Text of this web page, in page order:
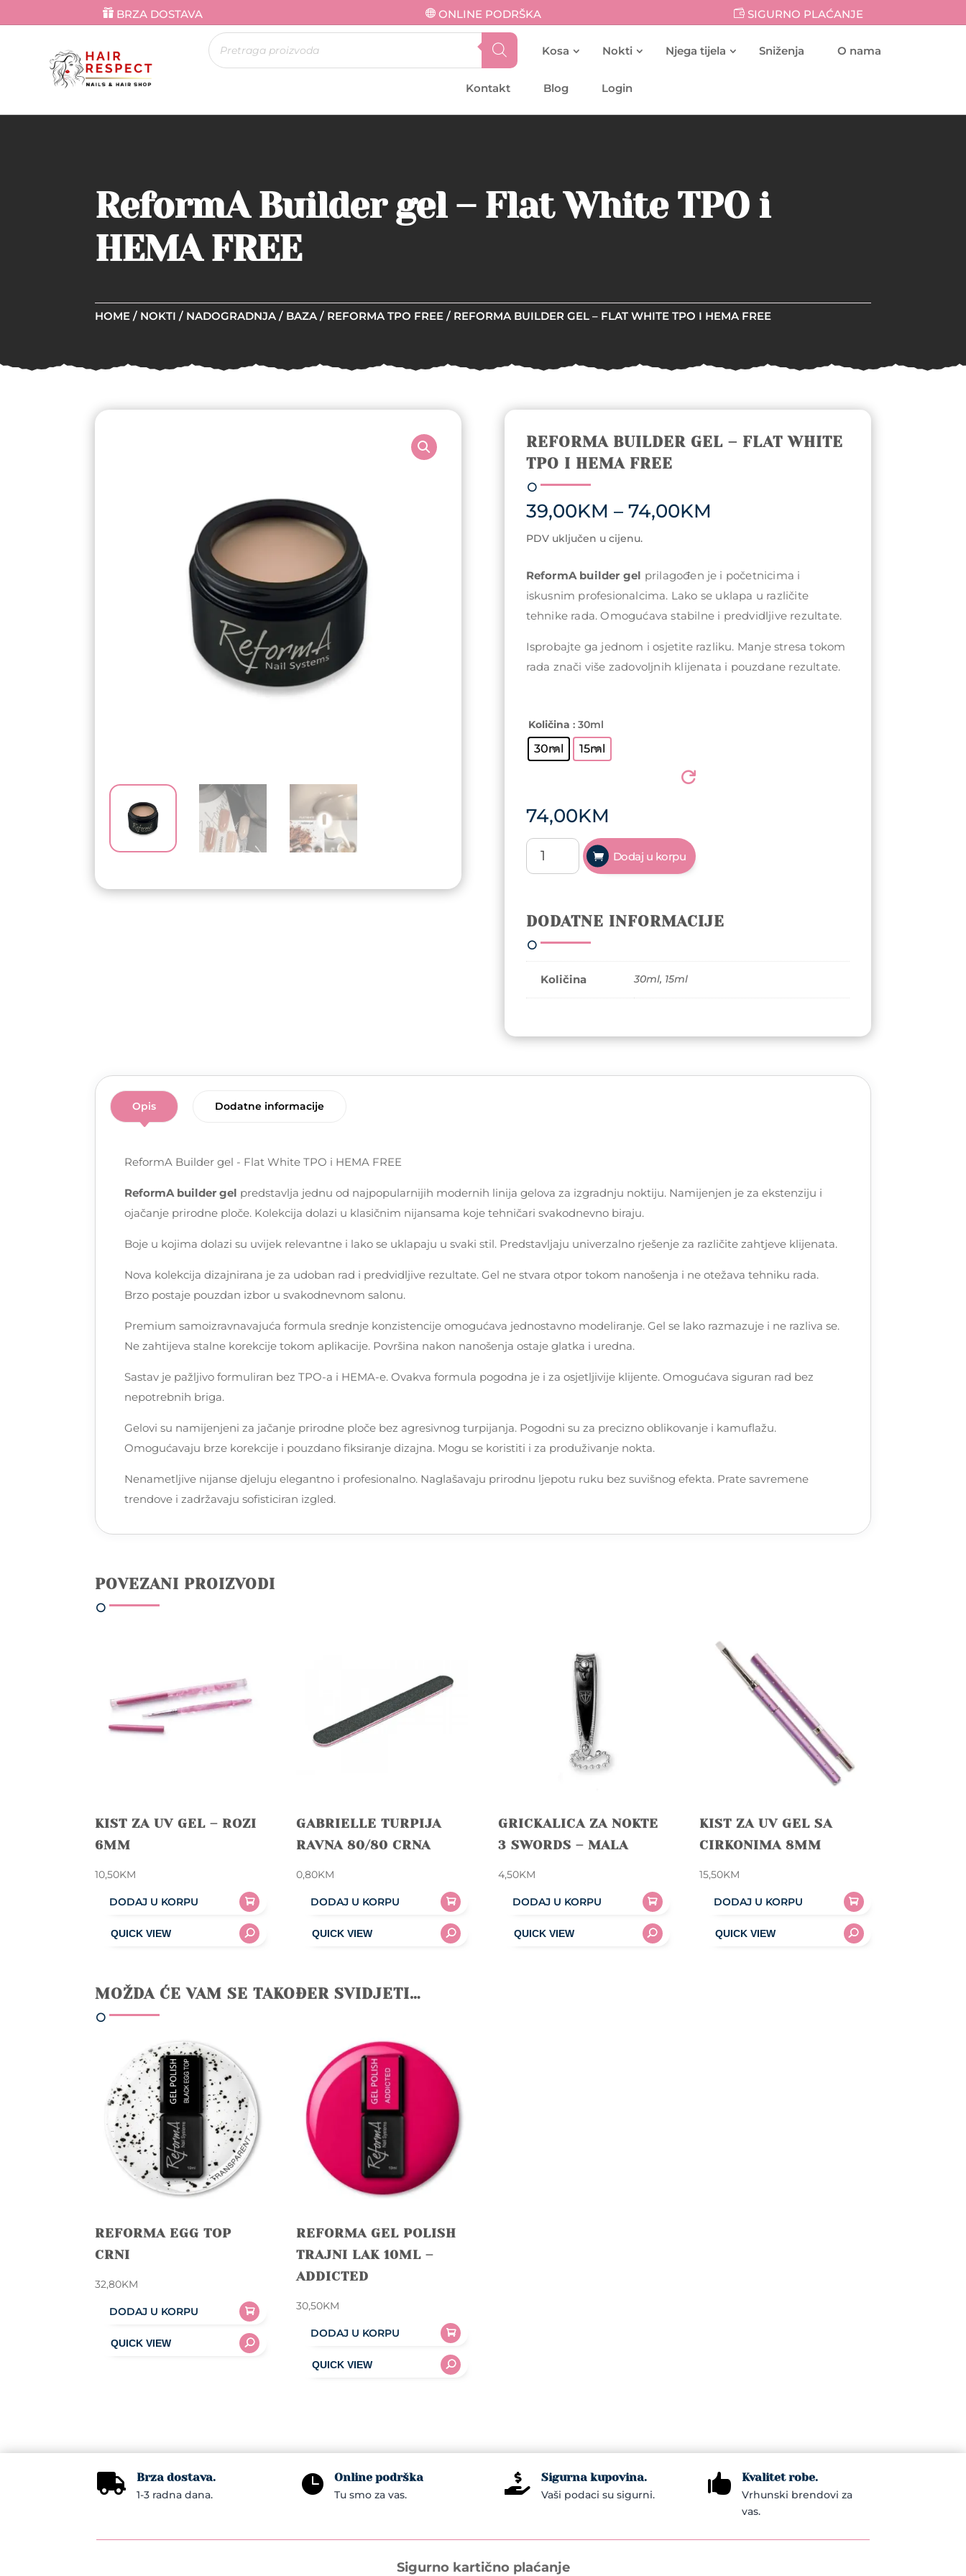
BRZA DOSTAVA ONLINE PODRŠKA SIGURNO PLAĆANJE
Products
search Kosa Nokti Njega tijela Sniženja O nama
Kontakt Blog Login
ReformA Builder gel – Flat White TPO i
HEMA FREE
HOME / NOKTI / NADOGRADNJA / BAZA / REFORMA TPO FREE / REFORMA BUILDER GEL – FLAT WHITE TPO I HEMA FREE
REFORMA BUILDER GEL – FLAT WHITE
TPO I HEMA FREE
39,00KM – 74,00KM
74,00KM
PDV uključen u cijenu.
ReformA builder gel prilagođen je i početnicima i
iskusnim profesionalcima. Lako se uklapa u različite
tehnike rada. Omogućava stabilne i predvidljive rezultate.
Isprobajte ga jednom i osjetite razliku. Manje stresa tokom
rada znači više zadovoljnih klijenata i pouzdane rezultate.
Količina : 30ml
30ml 15ml
74,00KM
ReformA
Builder
gel
White
TPO
i
HEMA
Dodaj u korpu
DODATNE INFORMACIJE
Količina 30ml, 15ml
Opis Dodatne informacije
ReformA Builder gel - Flat White TPO i HEMA FREE
ReformA builder gel predstavlja jednu od najpopularnijih modernih linija gelova za izgradnju noktiju. Namijenjen je za ekstenziju i
ojačanje prirodne ploče. Kolekcija dolazi u klasičnim nijansama koje tehničari svakodnevno biraju.
Boje u kojima dolazi su uvijek relevantne i lako se uklapaju u svaki stil. Predstavljaju univerzalno rješenje za različite zahtjeve klijenata.
Nova kolekcija dizajnirana je za udoban rad i predvidljive rezultate. Gel ne stvara otpor tokom nanošenja i ne otežava tehniku rada.
Brzo postaje pouzdan izbor u svakodnevnom salonu.
Premium samoizravnavajuća formula srednje konzistencije omogućava jednostavno modeliranje. Gel se lako razmazuje i ne razliva se.
Ne zahtijeva stalne korekcije tokom aplikacije. Površina nakon nanošenja ostaje glatka i uredna.
Sastav je pažljivo formuliran bez TPO-a i HEMA-e. Ovakva formula pogodna je i za osjetljivije klijente. Omogućava siguran rad bez
nepotrebnih briga.
Gelovi su namijenjeni za jačanje prirodne ploče bez agresivnog turpijanja. Pogodni su za precizno oblikovanje i kamuflažu.
Omogućavaju brze korekcije i pouzdano fiksiranje dizajna. Mogu se koristiti i za produživanje nokta.
Nenametljive nijanse djeluju elegantno i profesionalno. Naglašavaju prirodnu ljepotu ruku bez suvišnog efekta. Prate savremene
trendove i zadržavaju sofisticiran izgled.
POVEZANI PROIZVODI
KIST ZA UV GEL – ROZI
6MM
10,50KM
DODAJ U KORPU
GABRIELLE TURPIJA
RAVNA 80/80 CRNA
0,80KM
DODAJ U KORPU
GRICKALICA ZA NOKTE
3 SWORDS – MALA
4,50KM
DODAJ U KORPU
KIST ZA UV GEL SA
CIRKONIMA 8MM
15,50KM
DODAJ U KORPU
MOŽDA ĆE VAM SE TAKOĐER SVIDJETI…
REFORMA EGG TOP
CRNI
32,80KM
DODAJ U KORPU
REFORMA GEL POLISH
TRAJNI LAK 10ML –
ADDICTED
30,50KM
DODAJ U KORPU
 Brza dostava.
1-3 radna dana.  Online podrška
Tu smo za vas.  Sigurna kupovina.
Vaši podaci su sigurni.  Kvalitet robe.
Vrhunski brendovi za
vas.
Sigurno kartično plaćanje